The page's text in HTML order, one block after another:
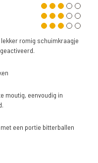
romig schuimkraagje
moutig, eenvoudig in
een portie bitterballen